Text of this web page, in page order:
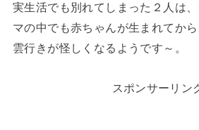
実生活でも別れてしまった２人は
マの中でも赤ちゃんが生まれてか
雲行きが怪しくなるようです～。
スポンサーリン